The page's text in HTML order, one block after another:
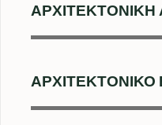
ΑΡΧΙΤΕΚΤΟΝΙΚΗ